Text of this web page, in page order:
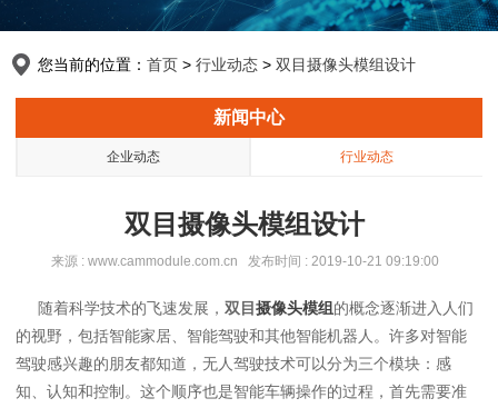
您当前的位置： 首页 > 行业动态 > 双目摄像头模组设计
新闻中心
企业动态 行业动态
双目摄像头模组设计
来源 : www.cammodule.com.cn 发布时间 : 2019-10-21 09:19:00
随着科学技术的飞速发展， 双目 摄像头模组 的概念逐渐进入人们
的视野，包括智能家居、智能驾驶和其他智能机器人。许多对智能
驾驶感兴趣的朋友都知道，无人驾驶技术可以分为三个模块：感
知、认知和控制。这个顺序也是智能车辆操作的过程，首先需要准